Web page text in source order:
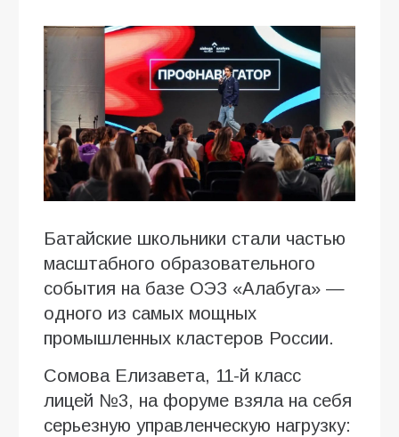
Батайские школьники стали частью
масштабного образовательного
события на базе ОЭЗ «Алабуга» —
одного из самых мощных
промышленных кластеров России.
Сомова Елизавета, 11-й класс
лицей №3, на форуме взяла на себя
серьезную управленческую нагрузку: